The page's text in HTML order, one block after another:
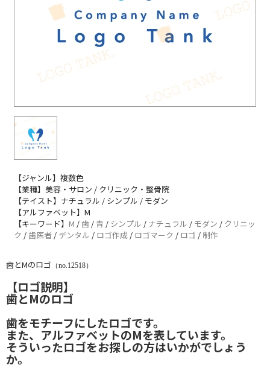
【ジャンル】複数色
【業種】美容・サロン / クリニック・整骨院
【テイスト】ナチュラル / シンプル / モダン
【アルファベット】M
【キーワード】 M /歯 / 青 / シンプル / ナチュラル / モダン / クリニッ
ク /歯医者 / デンタル / ロゴ作成 / ロゴマーク / ロゴ / 制作
歯とMのロゴ （no.12518）
【ロゴ説明】
歯とMのロゴ
歯をモチーフにしたロゴです。
また、アルファベットのMを表しています。
そういったロゴをお探しの方はいかがでしょう
か。